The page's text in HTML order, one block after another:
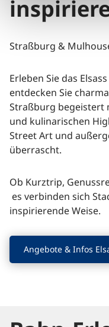
Straßburg &
Erleben Sie das
entdecken Sie
Straßburg begeistert
und kulinarischen
Street Art und
überrascht.
Ob Kurztrip,
es verbinden sich
inspirierende Weise.
Angebote & Infos